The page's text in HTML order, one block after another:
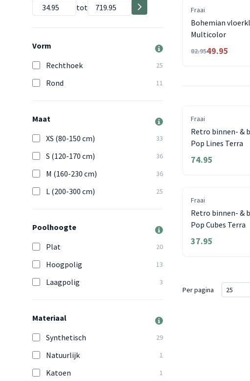
tot
Vorm
Rechthoek
25
Rond 11
Maat
XS (80-150 cm)
33
S (120-170 cm) 36
M (160-230 cm) 36
L (200-300 cm) 25
Poolhoogte
Plat
20
Hoogpolig 13
Laagpolig 3
Materiaal
Synthetisch
29
Natuurlijk 1
Katoen 1
Fraai
Bohemian
Multicolor
82.9549.95
Fraai
Retro binnen- &
Pop Lines Terra
74.95
Fraai
Retro binnen- &
Pop Cubes Terra
37.95
Per pagina